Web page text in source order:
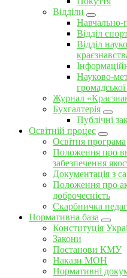
Відділи
Навчально-
Відділ
Відділ
Науково-
громадської
Журнал
Бухгалтерія
Публічні
Освітній процес
Освітня програма
Положення про
забезпечення
Документація з
Положення про
доброчесність
Скарбничка
Нормативна база
Конституція
Закони
Постанови КМУ
Накази МОН
Нормативні